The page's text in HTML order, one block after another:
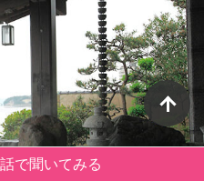
ペ
で聞いてみる